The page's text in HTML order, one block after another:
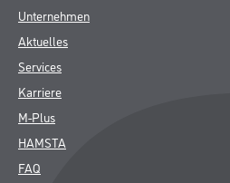
Unternehmen
Aktuelles
Services
Karriere
M-Plus
HAMSTA
FAQ